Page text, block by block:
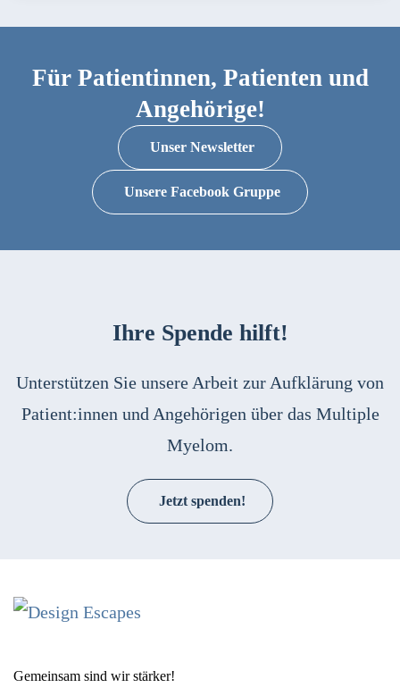
Für Patientinnen, Patienten und
Angehörige!
Unser Newsletter
Unsere Facebook Gruppe
Ihre Spende hilft!
Unterstützen Sie unsere Arbeit zur Aufklärung von
Patient:innen und Angehörigen über das Multiple
Myelom.
Jetzt spenden!
Gemeinsam sind wir stärker!